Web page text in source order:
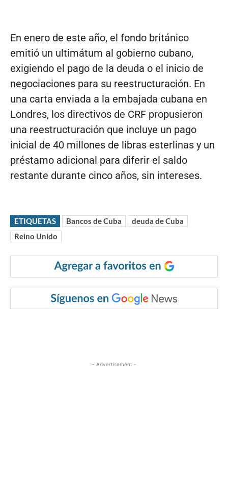
En enero de este año, el fondo británico
emitió un ultimátum al gobierno cubano,
exigiendo el pago de la deuda o el inicio de
negociaciones para su reestructuración. En
una carta enviada a la embajada cubana en
Londres, los directivos de CRF propusieron
una reestructuración que incluye un pago
inicial de 40 millones de libras esterlinas y un
préstamo adicional para diferir el saldo
restante durante cinco años, sin intereses.
ETIQUETAS Bancos de Cuba
deuda de Cuba
Reino Unido
- Advertisement -